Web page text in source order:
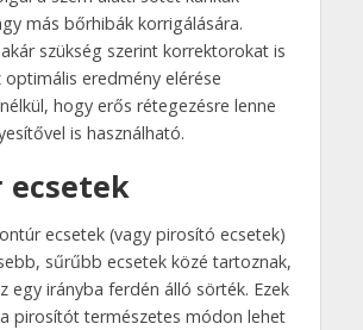
más bőrhibák korrigálására.
szükség szerint korrektorokat is
optimális eredmény elérése
hogy erős rétegezésre lenne
is használható.
ecsetek
ecsetek (vagy pirosító ecsetek)
sűrűbb ecsetek közé tartoznak,
egy irányba ferdén álló sörték. Ezek
pirosítót természetes módon lehet